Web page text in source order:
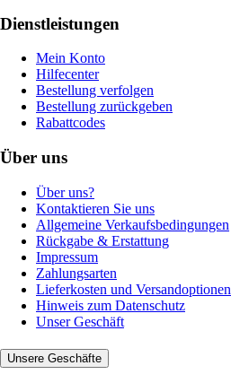
Dienstleistungen
Mein Konto
Hilfecenter
Bestellung verfolgen
Bestellung zurückgeben
Rabattcodes
Über uns
Über uns?
Kontaktieren Sie uns
Allgemeine Verkaufsbedingungen
Rückgabe & Erstattung
Impressum
Zahlungsarten
Lieferkosten und Versandoptionen
Hinweis zum Datenschutz
Unser Geschäft
Unsere Geschäfte